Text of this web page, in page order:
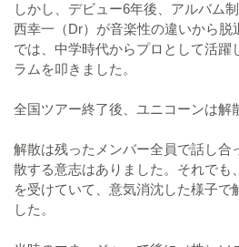
しかし、デビュー6年後、アルバム
西幸一（Dr）が音楽性の違いから脱
では、中学時代からプロとして活躍
ラムを叩きました。
全国ツアー終了後、ユニコーンは解
解散は残ったメンバー全員で話し合
散する意志はありました。それでも
を受けていて、意気消沈した様子で
した。